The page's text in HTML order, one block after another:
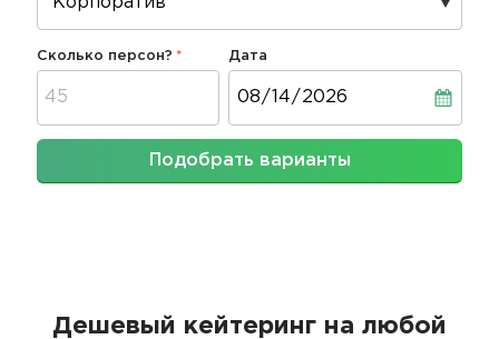
Сколько персон? Дата
Подобрать варианты
Дешевый кейтеринг на любой